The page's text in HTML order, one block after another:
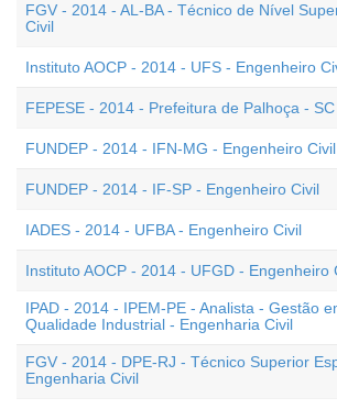
FGV - 2014 - AL-BA - Técnico de Nível
Civil
Instituto AOCP - 2014 - UFS - Engenheiro
FEPESE - 2014 - Prefeitura de Palhoça -
FUNDEP - 2014 - IFN-MG - Engenheiro Civil
FUNDEP - 2014 - IF-SP - Engenheiro Civil
IADES - 2014 - UFBA - Engenheiro Civil
Instituto AOCP - 2014 - UFGD - Engenheiro
IPAD - 2014 - IPEM-PE - Analista - Gestão
Qualidade Industrial - Engenharia Civil
FGV - 2014 - DPE-RJ - Técnico Superior
Engenharia Civil